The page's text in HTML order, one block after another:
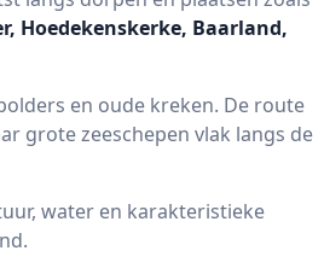
Hoedekenskerke, Baarland,
en oude kreken. De route
grote zeeschepen vlak langs de
water en karakteristieke